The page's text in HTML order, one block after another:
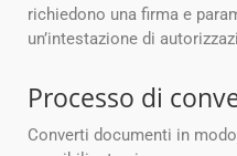
richiedono una firma e
un’intestazione di
Processo di
Converti documenti in